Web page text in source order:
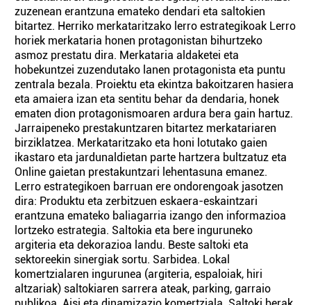
zuzenean erantzuna emateko dendari eta saltokien
bitartez. Herriko merkataritzako lerro estrategikoak Lerro
horiek merkataria honen protagonistan bihurtzeko
asmoz prestatu dira. Merkataria aldaketei eta
hobekuntzei zuzendutako lanen protagonista eta puntu
zentrala bezala. Proiektu eta ekintza bakoitzaren hasiera
eta amaiera izan eta sentitu behar da dendaria, honek
ematen dion protagonismoaren ardura bera gain hartuz.
Jarraipeneko prestakuntzaren bitartez merkatariaren
birziklatzea. Merkataritzako eta honi lotutako gaien
ikastaro eta jardunaldietan parte hartzera bultzatuz eta
Online gaietan prestakuntzari lehentasuna emanez.
Lerro estrategikoen barruan ere ondorengoak jasotzen
dira: Produktu eta zerbitzuen eskaera-eskaintzari
erantzuna emateko baliagarria izango den informazioa
lortzeko estrategia. Saltokia eta bere inguruneko
argiteria eta dekorazioa landu. Beste saltoki eta
sektoreekin sinergiak sortu. Sarbidea. Lokal
komertzialaren ingurunea (argiteria, espaloiak, hiri
altzariak) saltokiaren sarrera ateak, parking, garraio